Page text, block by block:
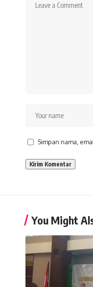
Simpan nama,
You Might